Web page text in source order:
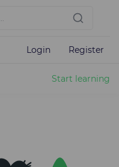
Login Register
Start learning